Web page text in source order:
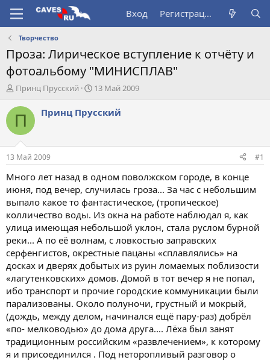
Вход Регистрация
Творчество
Проза: Лирическое вступление к отчёту и
фотоальбому "МИНИСПЛАВ"
А
т
о
т
е
м
ы
Принц Прусский
Д
т
а
л
а
13 Май 2009
П Принц Прусский
13 Май 2009 #1
Много лет назад в одном поволжском городе, в конце
июня, под вечер, случилась гроза... За час с небольшим
выпало какое то фантастическое, (тропическое)
колличество воды. Из окна на работе наблюдал я, как
улица имеющая небольшой уклон, стала руслом бурной
реки... А по её волнам, с ловкостью заправских
серфенгистов, окрестные пацаны «сплавлялись» на
досках и дверях добытых из руин ломаемых поблизости
«лагутенковских» домов. Домой в тот вечер я не попал,
ибо транспорт и прочие городские коммуникации были
парализованы. Около полуночи, грустный и мокрый,
(дождь, между делом, начинался ещё пару-раз) добрёл
«по- мелководью» до дома друга.... Лёха был занят
традиционным российским «развлечением», к которому
я и присоединился . Под неторопливый разговор о